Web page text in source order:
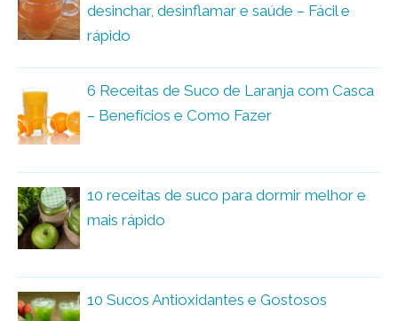
desinchar, desinflamar e saúde – Fácil e
rápido
6 Receitas de Suco de Laranja com Casca
– Benefícios e Como Fazer
10 receitas de suco para dormir melhor e
mais rápido
10 Sucos Antioxidantes e Gostosos